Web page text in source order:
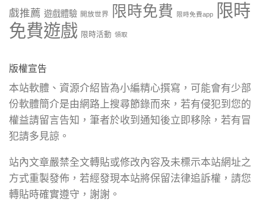
戲推薦 遊戲體驗 開放世界 限時免費 限時免費app
限時
免費遊戲 限時活動 領取
版權宣告
本站軟體、資源介紹皆為小編精心撰寫，可能會有少部
份軟體簡介是由網路上搜尋節錄而來，若有侵犯到您的
權益請留言告知，筆者於收到通知後立即移除，若有冒
犯請多見諒。
站內文章嚴禁全文轉貼或修改內容及未標示本站網址之
方式重製發佈，若經發現本站將保留法律追訴權，請您
轉貼時確實遵守，謝謝。